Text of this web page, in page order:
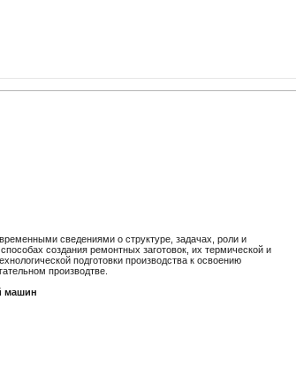
сведениями о структуре, задачах, роли и
создания ремонтных заготовок, их термической и
подготовки производства к освоению
производтве.
машин